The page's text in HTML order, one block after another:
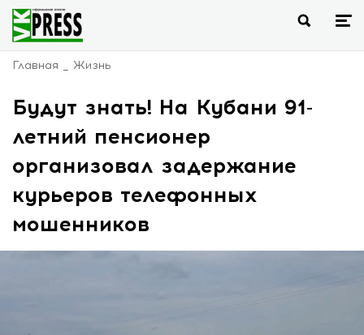
Главная Жизнь
Будут знать! На Кубани 91-
летний пенсионер
организовал задержание
курьеров телефонных
мошенников